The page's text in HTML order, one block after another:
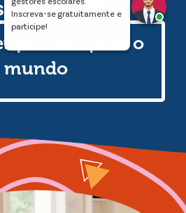
Inscreva-se gratuitamente e
participe!
pessoas para o
mundo